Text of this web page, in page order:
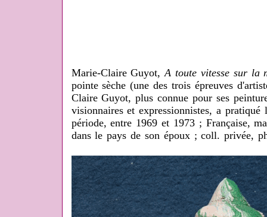
Marie-Claire Guyot,A toute vitesse sur la
pointe sèche (une des trois épreuves
Claire Guyot, plus connue pour ses
visionnaires et expressionnistes, a
période, entre 1969 et 1973 ; Française,
dans le pays de son époux ; coll. privée,